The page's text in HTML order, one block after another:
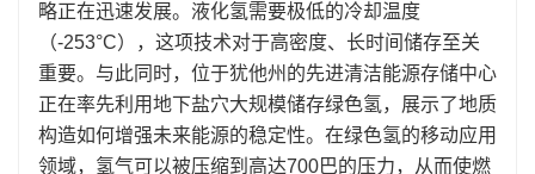
略正在迅速发展。液化氢需要极低的冷却温度
（-253°C），这项技术对于高密度、长时间储存​​至关
重要。与此同时，位于犹他州的先进清洁能源存储中心
正在率先利用地下盐穴大规模储存绿色氢，展示了地质
构造如何增强未来能源的稳定性。在绿色氢的移动应用
领域，氢气可以被压缩到高达700巴的压力，从而使燃